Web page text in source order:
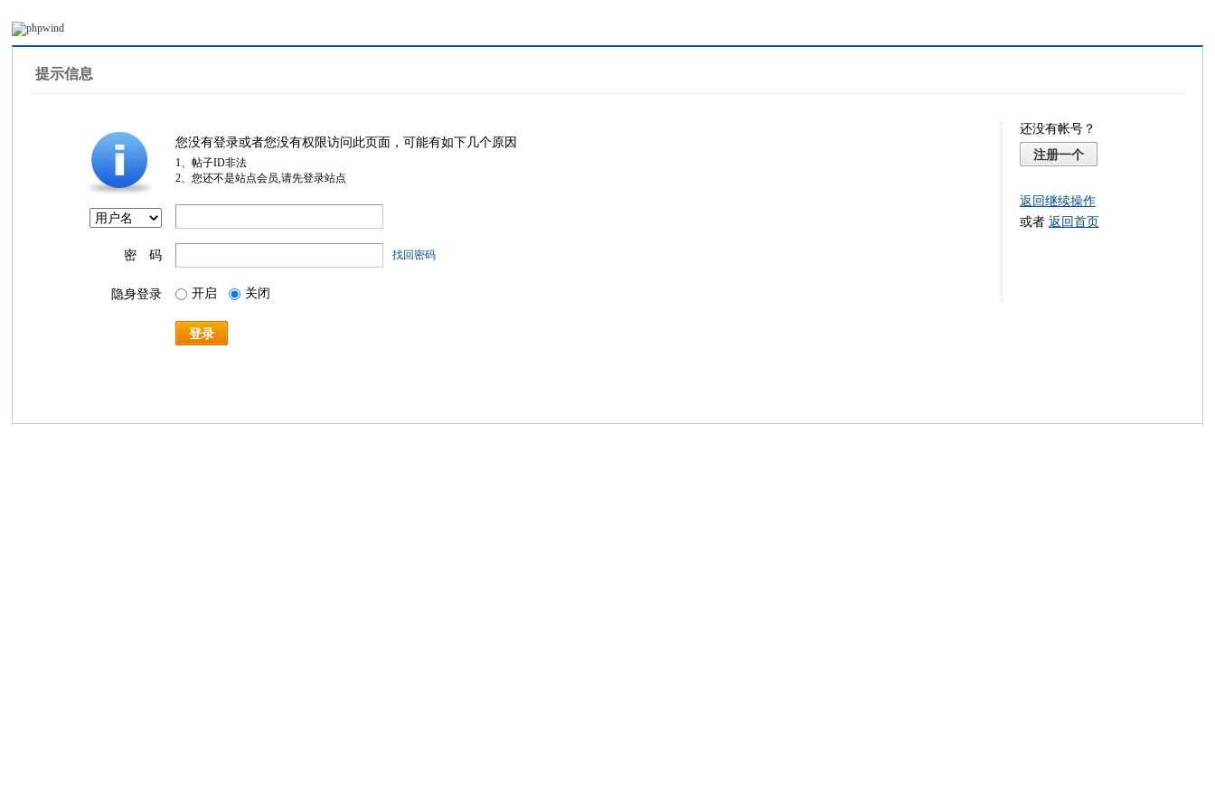
提示信息
您没有登录或者您没有权限访问此页面，可能有如下几个原因
1、帖子ID非法
2、您还不是站点会员,请先登录站点
密 码 找回密码
隐身登录 开启 关闭
登录
还没有帐号？
注册一个
返回继续操作
或者 返回首页